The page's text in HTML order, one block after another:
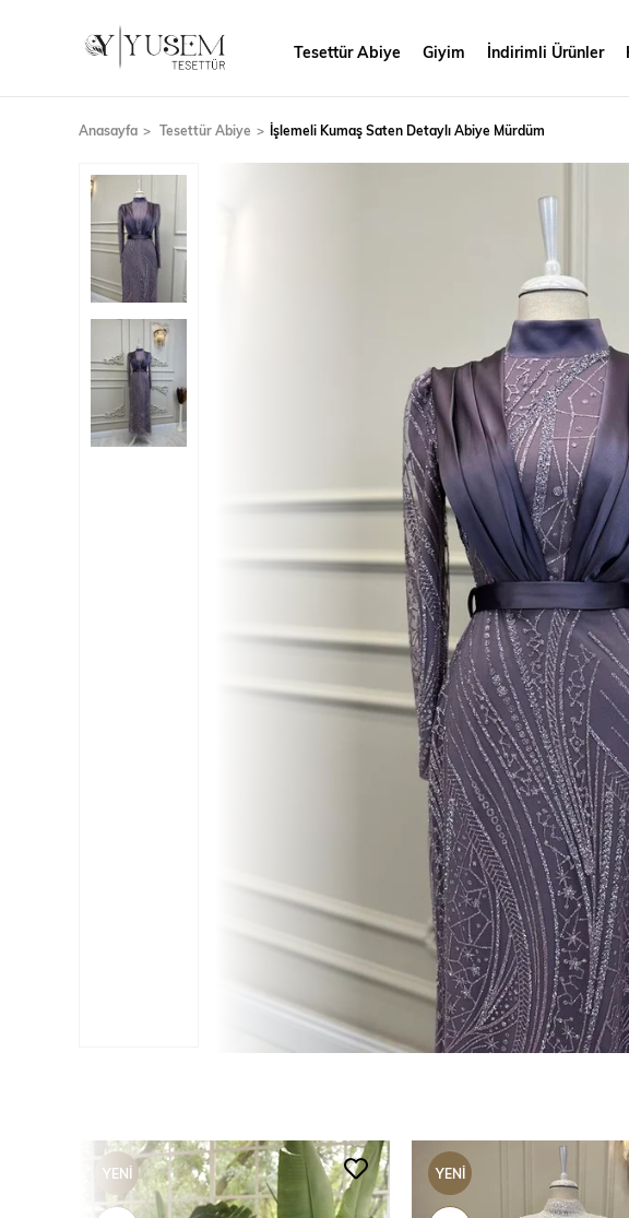
Tesettür Abiye Giyim İndirimli Ürünler
Anasayfa Tesettür Abiye İşlemeli Kumaş Saten Detaylı Abiye Mürdüm
YENI YENI